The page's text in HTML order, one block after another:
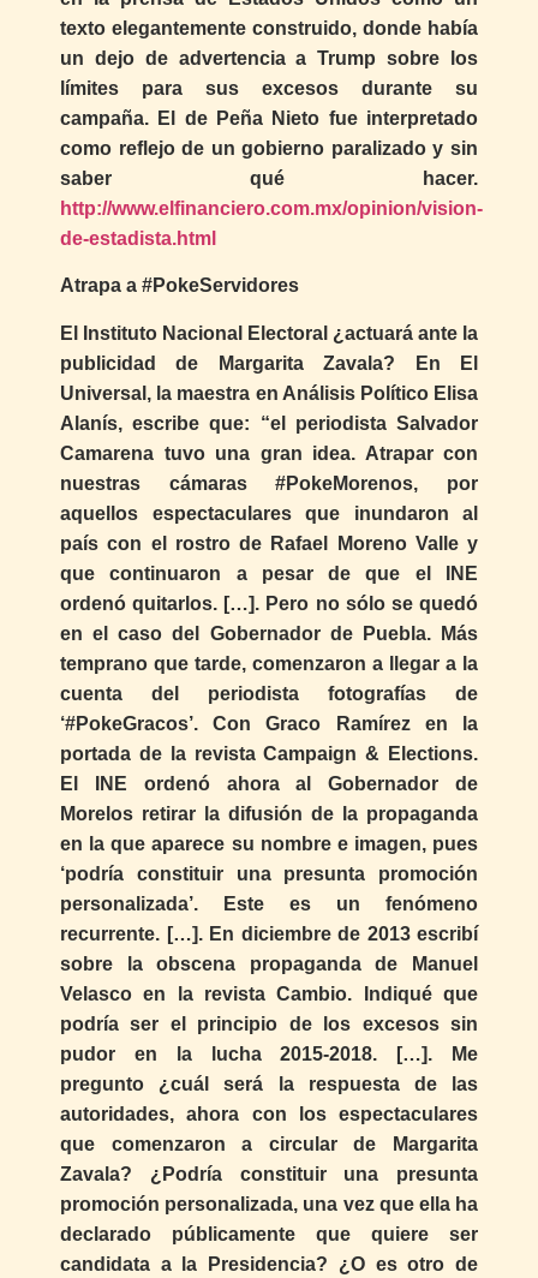
texto elegantemente construido, donde había
un dejo de advertencia a Trump sobre los
límites para sus excesos durante su
campaña. El de Peña Nieto fue interpretado
como reflejo de un gobierno paralizado y sin
saber qué hacer.
http://www.elfinanciero.com.mx/opinion/vision-
de-estadista.html
Atrapa a #PokeServidores
El Instituto Nacional Electoral ¿actuará ante la
publicidad de Margarita Zavala? En El
Universal, la maestra en Análisis Político Elisa
Alanís, escribe que: “el periodista Salvador
Camarena tuvo una gran idea. Atrapar con
nuestras cámaras #PokeMorenos, por
aquellos espectaculares que inundaron al
país con el rostro de Rafael Moreno Valle y
que continuaron a pesar de que el INE
ordenó quitarlos. […]. Pero no sólo se quedó
en el caso del Gobernador de Puebla. Más
temprano que tarde, comenzaron a llegar a la
cuenta del periodista fotografías de
‘#PokeGracos’. Con Graco Ramírez en la
portada de la revista Campaign & Elections.
El INE ordenó ahora al Gobernador de
Morelos retirar la difusión de la propaganda
en la que aparece su nombre e imagen, pues
‘podría constituir una presunta promoción
personalizada’. Este es un fenómeno
recurrente. […]. En diciembre de 2013 escribí
sobre la obscena propaganda de Manuel
Velasco en la revista Cambio. Indiqué que
podría ser el principio de los excesos sin
pudor en la lucha 2015-2018. […]. Me
pregunto ¿cuál será la respuesta de las
autoridades, ahora con los espectaculares
que comenzaron a circular de Margarita
Zavala? ¿Podría constituir una presunta
promoción personalizada, una vez que ella ha
declarado públicamente que quiere ser
candidata a la Presidencia? ¿O es otro de